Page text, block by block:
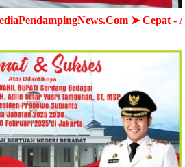
➤ Cepat - Akurat -